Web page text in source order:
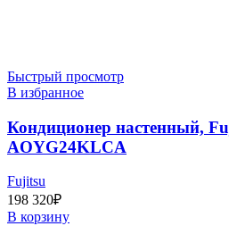
Быстрый просмотр
В избранное
Кондиционер настенный,
AOYG24KLCA
Fujitsu
198 320₽
В корзину